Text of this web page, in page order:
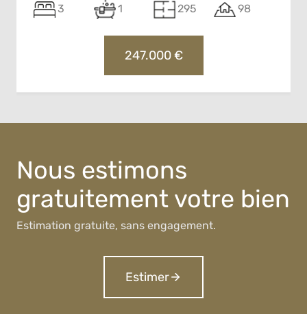
3 1 295 98
247.000 €
Nous estimons
gratuitement votre bien
Estimation gratuite, sans engagement.
Estimer